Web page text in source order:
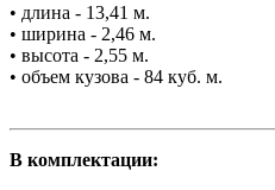
• длина - 13,41 м.
• ширина - 2,46 м.
• высота - 2,55 м.
• объем кузова - 84 куб. м.
В комплектации: